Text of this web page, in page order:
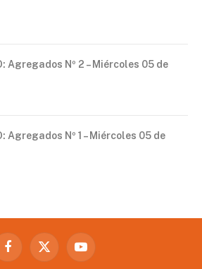
Agregados Nº 2 – Miércoles 05 de
Agregados Nº 1 – Miércoles 05 de
Facebook
X
YouTube